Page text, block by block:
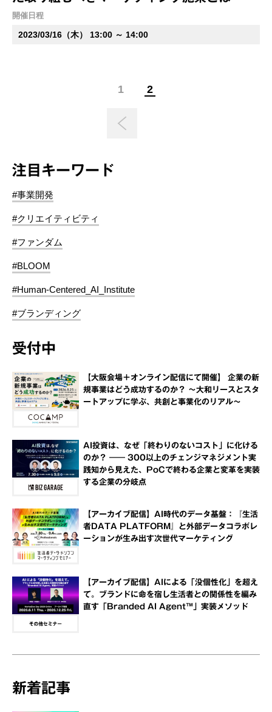
開催日程
2023/03/16（木） 13:00 ～ 14:00
1 2
注目キーワード
#事業開発
#クリエイティビティ
#ファンダム
#BLOOM
#Human-Centered_AI_Institute
#ブランディング
受付中
【大阪会場＋オンライン配信にて開催】 企業の新
規事業はどう成功するのか？ ～大和リースとスタ
ートアップに学ぶ、共創と事業化のリアル～
AI投資は、なぜ「終わりのないコスト」に化ける
のか？ ―― 300以上のチェンジマネジメント実
践知から見えた、PoCで終わる企業と変革を実装
する企業の分岐点
【アーカイブ配信】AI時代のデータ基盤：『生活
者DATA PLATFORM』と外部データコラボレ
ーションが生み出す次世代マーケティング
【アーカイブ配信】AIによる「没個性化」を超え
て。ブランドに命を宿し生活者との関係性を編み
直す「Branded AI Agent™」実装メソッド
新着記事